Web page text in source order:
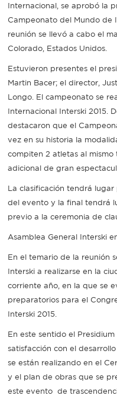
Recarga
SUBE
Internacional, se aprobó la
Campeonato del Mundo de
reunión se llevó a cabo el
Colorado, Estados Unidos.
Estuvieron presentes el
Martin Bacer; el director,
Longo. El campeonato se
Internacional Interski 2015.
destacaron que el
vez en su historia la
compiten 2 atletas al
adicional de gran
La clasificación tendrá
del evento y la final tendrá
previo a la ceremonia de
Asamblea General Interski
En el temario de la reunión
Interski a realizarse en la
corriente año, en la que se
preparatorios para el
Interski 2015.
En este sentido el
satisfacción con el
se están realizando en el
y el plan de obras que se
este evento de